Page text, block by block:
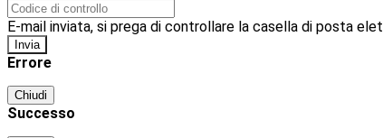
E-mail inviata, si prega di controllare la casella di posta
Errore
Chiudi
Successo